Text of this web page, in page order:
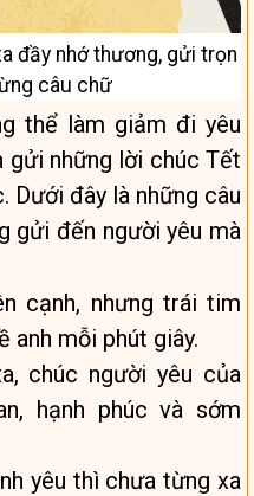
đầy nhớ thương, gửi trọn
câu chữ
thể làm giảm đi yêu
gửi những lời chúc Tết
Dưới đây là những câu
gửi đến người yêu mà
cạnh, nhưng trái tim
anh mỗi phút giây.
chúc người yêu của
hạnh phúc và sớm
yêu thì chưa từng xa